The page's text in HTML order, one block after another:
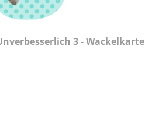
3 - Wackelkarte